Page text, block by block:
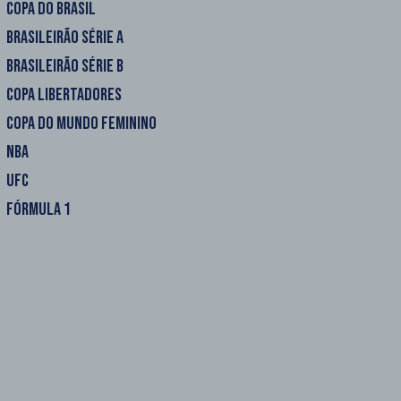
COPA DO BRASIL
BRASILEIRÃO SÉRIE A
BRASILEIRÃO SÉRIE B
COPA LIBERTADORES
COPA DO MUNDO FEMININO
NBA
UFC
FÓRMULA 1